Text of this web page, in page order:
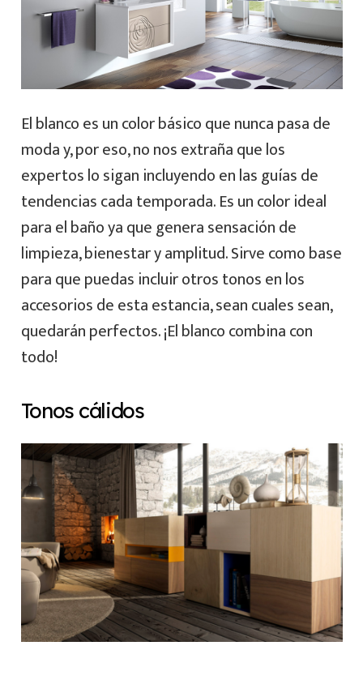
El blanco es un color básico que nunca pasa de
moda y, por eso, no nos extraña que los
expertos lo sigan incluyendo en las guías de
tendencias cada temporada. Es un color ideal
para el baño ya que genera sensación de
limpieza, bienestar y amplitud. Sirve como base
para que puedas incluir otros tonos en los
accesorios de esta estancia, sean cuales sean,
quedarán perfectos. ¡El blanco combina con
todo!
Tonos cálidos